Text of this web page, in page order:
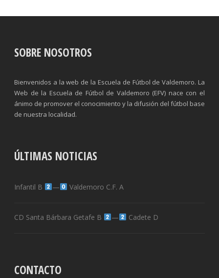
SOBRE NOSOTROS
Bienvenidos a la web de la Escuela de Fútbol de Valdemoro. La
Web de la Escuela de Fútbol de Valdemoro (EFV) nace con el
ánimo de promover el conocimiento y la difusión del fútbol base
de nuestra localidad.
ÚLTIMAS NOTICIAS
Infantil B — Valdemoro C.F. A
CD Santa Bárbara Getafe B — Cadete D
CONTACTO